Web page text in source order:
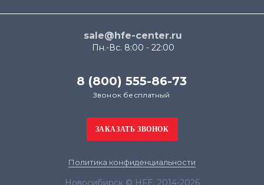
sale@hfe-center.ru
Пн.-Вс. 8:00 - 22:00
8 (800) 555-86-73
Звонок бесплатный
Политика конфиденциальности
Новосибирск © HFE, 2014-2026